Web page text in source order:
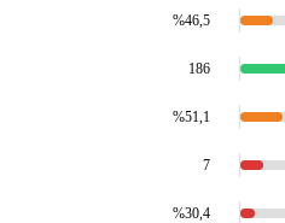
%46,5
186
%51,1
7
%30,4